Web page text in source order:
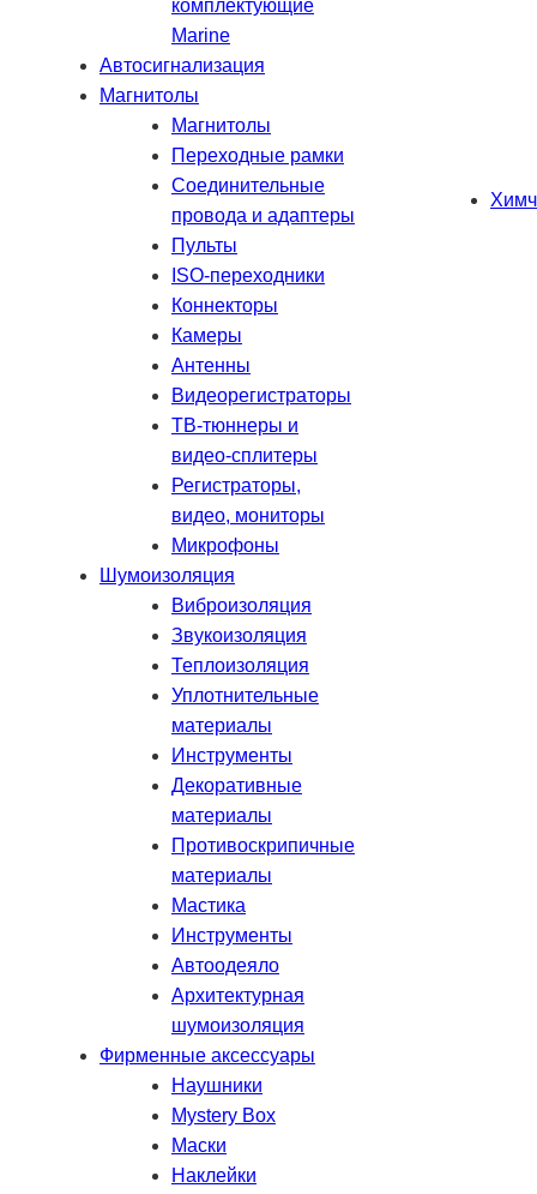
комплектующие
Marine
Автосигнализация
Магнитолы
Магнитолы
Переходные рамки
Соединительные
провода и адаптеры
Пульты
ISO-переходники
Коннекторы
Камеры
Антенны
Видеорегистраторы
ТВ-тюннеры и
видео-сплитеры
Регистраторы,
видео, мониторы
Микрофоны
Шумоизоляция
Виброизоляция
Звукоизоляция
Теплоизоляция
Уплотнительные
материалы
Инструменты
Декоративные
материалы
Противоскрипичные
материалы
Мастика
Инструменты
Автоодеяло
Архитектурная
шумоизоляция
Фирменные аксессуары
Наушники
Mystery Box
Маски
Наклейки